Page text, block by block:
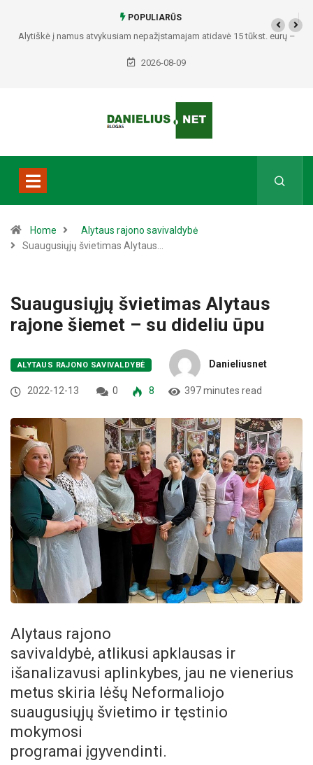
POPULIARŪS
15 tūkst. eurų –
Policija prašo pagalbos: paviešino du vyrus,
2026-08-09
Home
Alytaus rajono savivaldybė
Suaugusiųjų švietimas Alytaus…
Suaugusiųjų švietimas Alytaus
rajone šiemet – su dideliu ūpu
ALYTAUS RAJONO SAVIVALDYBĖ Danieliusnet
2022-12-13 0 8 397 minutes read
Alytaus rajono
savivaldybė, atlikusi apklausas ir
išanalizavusi aplinkybes, jau ne vienerius
metus skiria lėšų Neformaliojo
suaugusiųjų švietimo ir tęstinio
mokymosi
programai įgyvendinti.